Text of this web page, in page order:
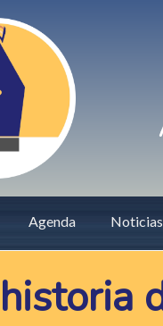
Agenda Noticias